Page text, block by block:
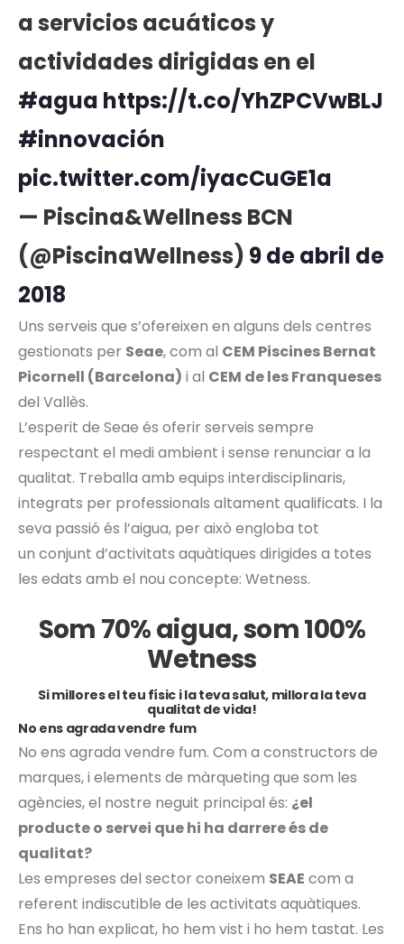
a servicios acuáticos y
actividades dirigidas en el
#agua https://t.co/YhZPCVwBLJ
#innovación
pic.twitter.com/iyacCuGE1a
— Piscina&Wellness BCN
(@PiscinaWellness) 9 de abril de
2018
Uns serveis que s’ofereixen en alguns dels centres
gestionats per Seae, com al CEM Piscines Bernat
Picornell (Barcelona) i al CEM de les Franqueses
del Vallès.
L’esperit de Seae és oferir serveis sempre
respectant el medi ambient i sense renunciar a la
qualitat. Treballa amb equips interdisciplinaris,
integrats per professionals altament qualificats. I la
seva passió és l’aigua, per això engloba tot
un conjunt d’activitats aquàtiques dirigides a totes
les edats amb el nou concepte: Wetness.
Som 70% aigua, som 100%
Wetness
Si millores el teu físic i la teva salut, millora la teva
qualitat de vida!
No ens agrada vendre fum
No ens agrada vendre fum. Com a constructors de
marques, i elements de màrqueting que som les
agències, el nostre neguit principal és: ¿el
producte o servei que hi ha darrere és de
qualitat?
Les empreses del sector coneixem SEAE com a
referent indiscutible de les activitats aquàtiques.
Ens ho han explicat, ho hem vist i ho hem tastat. Les